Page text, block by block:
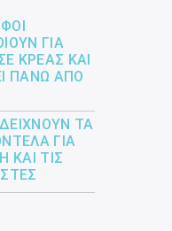
ΓΙΑ
ΚΡΈΑΣ ΚΑΙ
ΠΆΝΩ ΑΠΌ
ΔΕΊΧΝΟΥΝ ΤΑ
ΓΙΑ
ΚΑΙ ΤΙΣ